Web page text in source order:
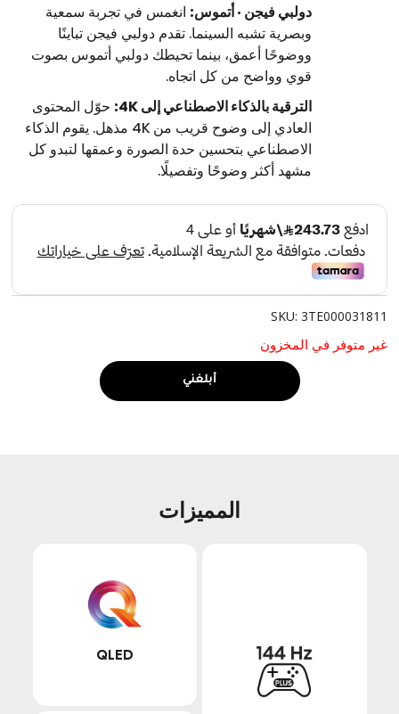
دولبي فيجن · أتموس: انغمس في تجربة سمعية
وبصرية تشبه السينما. تقدم دولبي فيجن تباينًا
ووضوحًا أعمق، بينما تحيطك دولبي أتموس بصوت
قوي وواضح من كل اتجاه.
الترقية بالذكاء الاصطناعي إلى ‎4K‎:
حوّل المحتوى
العادي إلى وضوح قريب من ‎4K‎ مذهل. يقوم الذكاء
الاصطناعي بتحسين حدة الصورة وعمقها لتبدو كل
مشهد أكثر وضوحًا وتفصيلًا.
SKU: 3TE000031811
غير متوفر في المخزون
أبلغني
المميزات
QLED